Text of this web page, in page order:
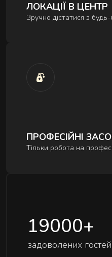
ЛОКАЦІЇ В ЦЕНТР
Зручно дістатися з будь-
ПРОФЕСІЙНІ
Тільки робота на
19000+
задоволених гостей